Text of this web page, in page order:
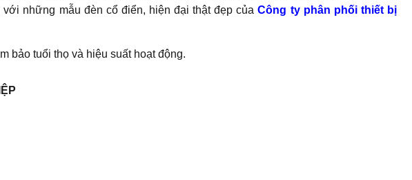
những mẫu đèn cổ điển, hiện đại thật đẹp củaCông ty phân phối thiết bị
bảo tuổi thọ và hiệu suất hoạt động.